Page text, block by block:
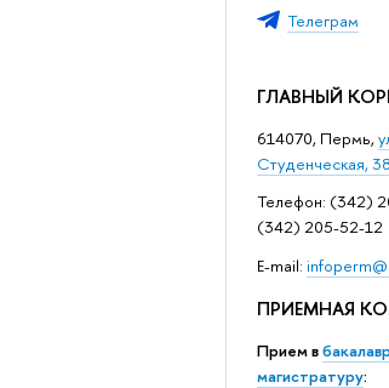
Телеграм
ГЛАВНЫЙ
614070, Пермь,
Студенческая, 38
Телефон: (342)
(342) 205-52-12
Е-mail:
ПРИЕМНАЯ
Прием в
магистратуру: